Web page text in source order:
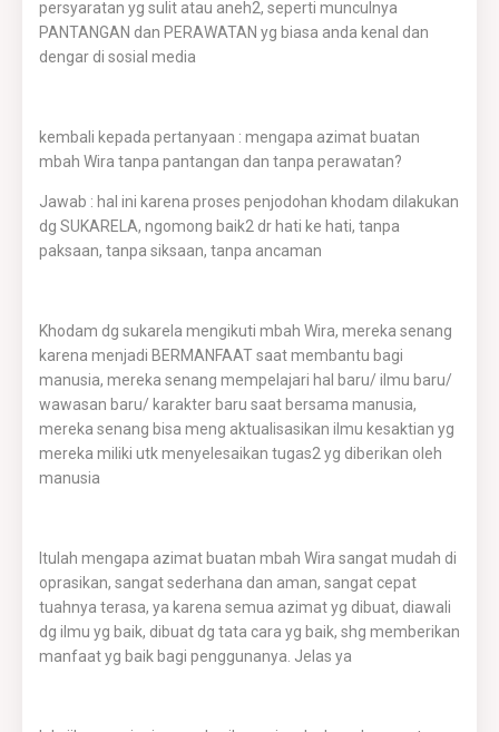
persyaratan yg sulit atau aneh2, seperti munculnya
PANTANGAN dan PERAWATAN yg biasa anda kenal dan
dengar di sosial media
kembali kepada pertanyaan : mengapa azimat buatan
mbah Wira tanpa pantangan dan tanpa perawatan?
Jawab : hal ini karena proses penjodohan khodam dilakukan
dg SUKARELA, ngomong baik2 dr hati ke hati, tanpa
paksaan, tanpa siksaan, tanpa ancaman
Khodam dg sukarela mengikuti mbah Wira, mereka senang
karena menjadi BERMANFAAT saat membantu bagi
manusia, mereka senang mempelajari hal baru/ ilmu baru/
wawasan baru/ karakter baru saat bersama manusia,
mereka senang bisa meng aktualisasikan ilmu kesaktian yg
mereka miliki utk menyelesaikan tugas2 yg diberikan oleh
manusia
Itulah mengapa azimat buatan mbah Wira sangat mudah di
oprasikan, sangat sederhana dan aman, sangat cepat
tuahnya terasa, ya karena semua azimat yg dibuat, diawali
dg ilmu yg baik, dibuat dg tata cara yg baik, shg memberikan
manfaat yg baik bagi penggunanya. Jelas ya